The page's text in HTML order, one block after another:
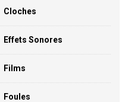
Cloches
Effets Sonores
Films
Foules